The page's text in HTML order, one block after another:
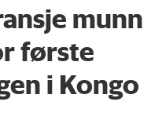
munn
første
i Kongo